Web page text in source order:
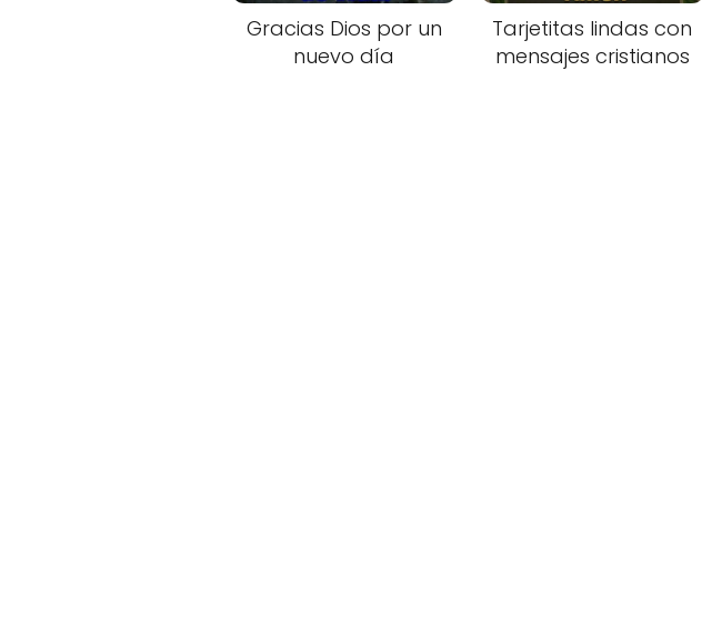
Gracias Dios por un
nuevo día
Tarjetitas lindas con
mensajes cristianos